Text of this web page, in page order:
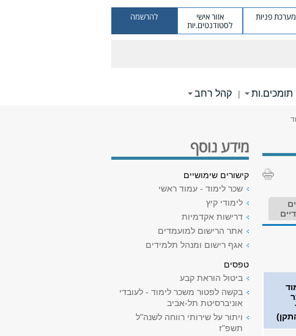
מערכת פניות אזור אישי
לסטודנטים.יות
להרשמה
תומכים.ות | קהל רחב
מידע נוסף
קישורים שימושיים
שכר לימוד - עמוד ראשי
לימודי קיץ
דרישות אקדמיות
אתר הרישום למועמדים
אגף רישום ומנהל תלמידים
טפסים
ביטול הוראת קבע
בקשה לפטור משכר לימוד - לעובדי
אוניברסיטת תל-אביב
ויתור על שירותי רווחה לשנה"ל
תשפ"ז